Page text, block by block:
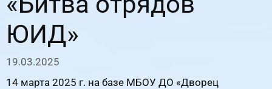
ЮИД»
19.03.2025
14 марта 2025 г. на базе МБОУ ДО «Дворец